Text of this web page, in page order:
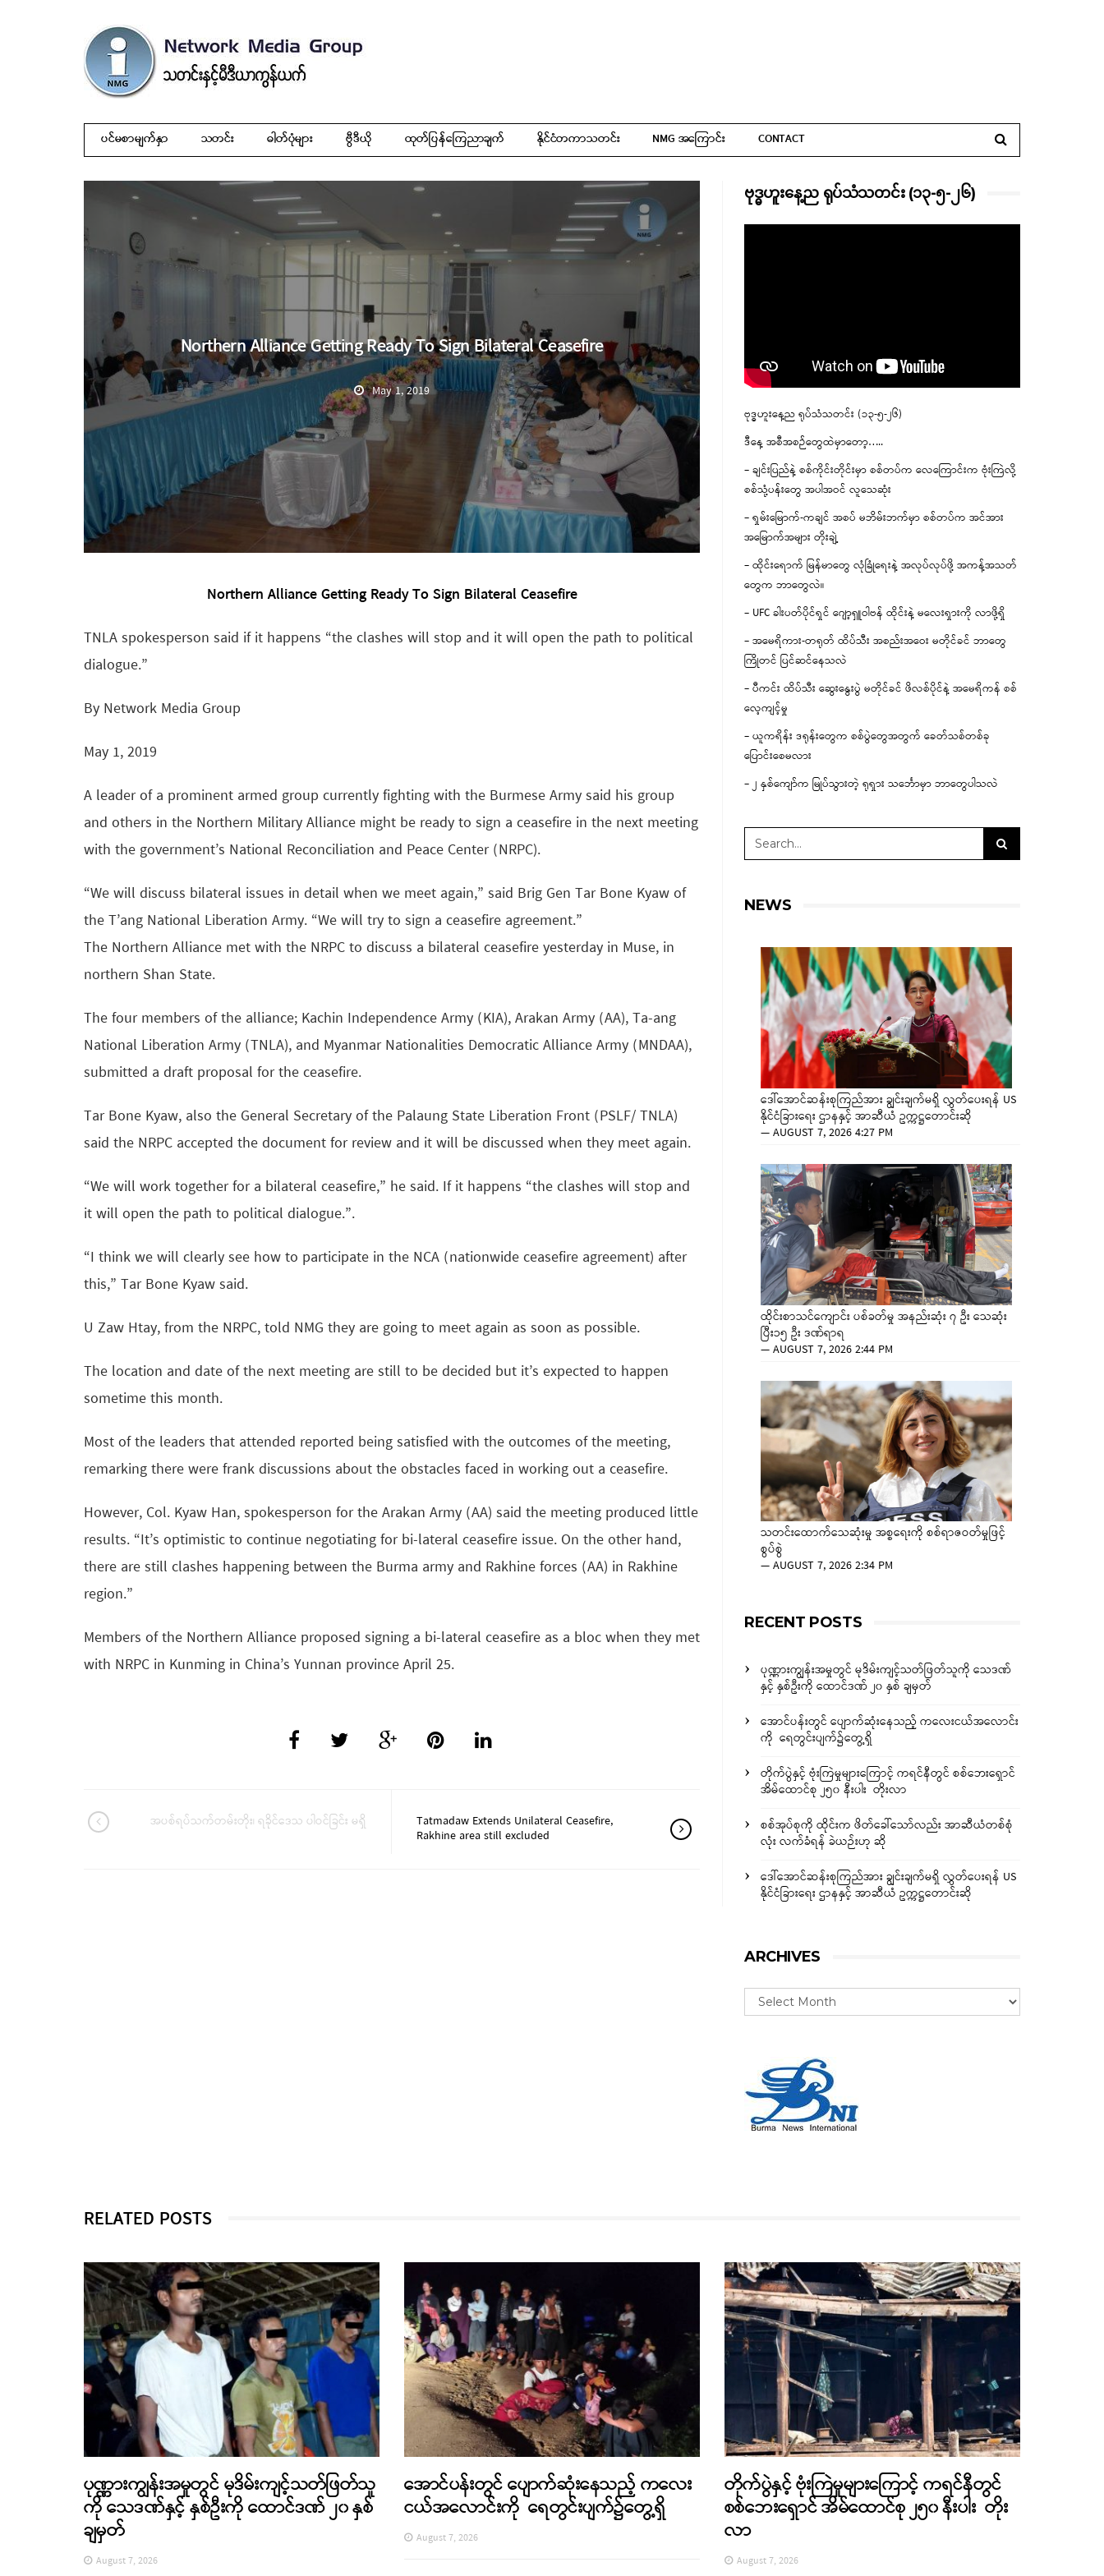
ပင်မစာမျက်နှာ သတင်း ဓါတ်ပုံများ ဗွီဒီယို ထုတ်ပြန်ကြေညာချက် နိုင်ငံတကာသတင်း NMG အကြောင်း CONTACT
Northern Alliance Getting Ready To Sign Bilateral Ceasefire
May 1, 2019
Northern Alliance Getting Ready To Sign Bilateral Ceasefire
TNLA spokesperson said if it happens “the clashes will stop and it will open the path to political
dialogue.”
By Network Media Group
May 1, 2019
A leader of a prominent armed group currently fighting with the Burmese Army said his group
and others in the Northern Military Alliance might be ready to sign a ceasefire in the next meeting
with the government’s National Reconciliation and Peace Center (NRPC).
“We will discuss bilateral issues in detail when we meet again,” said Brig Gen Tar Bone Kyaw of
the T’ang National Liberation Army. “We will try to sign a ceasefire agreement.”
The Northern Alliance met with the NRPC to discuss a bilateral ceasefire yesterday in Muse, in
northern Shan State.
The four members of the alliance; Kachin Independence Army (KIA), Arakan Army (AA), Ta-ang
National Liberation Army (TNLA), and Myanmar Nationalities Democratic Alliance Army (MNDAA),
submitted a draft proposal for the ceasefire.
Tar Bone Kyaw, also the General Secretary of the Palaung State Liberation Front (PSLF/ TNLA)
said the NRPC accepted the document for review and it will be discussed when they meet again.
“We will work together for a bilateral ceasefire,” he said. If it happens “the clashes will stop and
it will open the path to political dialogue.”.
“I think we will clearly see how to participate in the NCA (nationwide ceasefire agreement) after
this,” Tar Bone Kyaw said.
U Zaw Htay, from the NRPC, told NMG they are going to meet again as soon as possible.
The location and date of the next meeting are still to be decided but it’s expected to happen
sometime this month.
Most of the leaders that attended reported being satisfied with the outcomes of the meeting,
remarking there were frank discussions about the obstacles faced in working out a ceasefire.
However, Col. Kyaw Han, spokesperson for the Arakan Army (AA) said the meeting produced little
results. “It’s optimistic to continue negotiating for bi-lateral ceasefire issue. On the other hand,
there are still clashes happening between the Burma army and Rakhine forces (AA) in Rakhine
region.”
Members of the Northern Alliance proposed signing a bi-lateral ceasefire as a bloc when they met
with NRPC in Kunming in China’s Yunnan province April 25.
အပစ်ရပ်သက်တမ်းတိုး၊ ရခိုင်ဒေသ ပါဝင်ခြင်း မရှိ Tatmadaw Extends Unilateral Ceasefire,
Rakhine area still excluded
ဗုဒ္ဓဟူးနေ့ည ရုပ်သံသတင်း (၁၃-၅-၂၆)
ဗုဒ္ဓဟူးနေ့ည ရုပ်သံသတင်း (၁၃-၅-၂၆)
ဒီနေ့ အစီအစဉ်တွေထဲမှာတော့…..
– ချင်းပြည်နဲ့ စစ်ကိုင်းတိုင်းမှာ စစ်တပ်က လေကြောင်းက ဗုံးကြဲလို့
စစ်သုံ့ပန်းတွေ အပါအဝင် လူသေဆုံး
– ရှမ်းမြောက်-ကချင် အစပ် မဘိမ်းဘက်မှာ စစ်တပ်က အင်အား
အမြောက်အများ တိုးချဲ့
– ထိုင်းရောက် မြန်မာတွေ လုံခြုံရေးနဲ့ အလုပ်လုပ်ဖို့ အကန့်အသတ်
တွေက ဘာတွေလဲ။
– UFC ခါးပတ်ပိုင်ရှင် ဂျော့ရှူဝါဗန် ထိုင်းနဲ့ မလေးရှားကို လာဖို့ရှိ
– အမေရိကား-တရုတ် ထိပ်သီး အစည်းအဝေး မတိုင်ခင် ဘာတွေ
ကြိုတင် ပြင်ဆင်နေသလဲ
– ပီကင်း ထိပ်သီး ဆွေးနွေးပွဲ မတိုင်ခင် ဖိလစ်ပိုင်နဲ့ အမေရိကန် စစ်
လေ့ကျင့်မှု
– ယူကရိန်း ဒရုန်းတွေက စစ်ပွဲတွေအတွက် ခေတ်သစ်တစ်ခု
ပြောင်းစေမလား
– ၂ နှစ်ကျော်က မြုပ်သွားတဲ့ ရုရှား သင်္ဘောမှာ ဘာတွေပါသလဲ
NEWS
ဒေါ်အောင်ဆန်းစုကြည်အား ချွင်းချက်မရှိ လွှတ်ပေးရန် US
နိုင်ငံခြားရေး ဌာနနှင့် အာဆီယံ ဥက္ကဋ္ဌတောင်းဆို
—AUGUST 7, 2026 4:27 PM
ထိုင်းစာသင်ကျောင်း ပစ်ခတ်မှု အနည်းဆုံး ၇ ဦး သေဆုံး
ပြီး၁၅ ဦး ဒဏ်ရာရ
—AUGUST 7, 2026 2:44 PM
သတင်းထောက်သေဆုံးမှု အစ္စရေးကို စစ်ရာဇဝတ်မှုဖြင့်
စွပ်စွဲ
—AUGUST 7, 2026 2:34 PM
RECENT POSTS
ပုဏ္ဏားကျွန်းအမှုတွင် မုဒိမ်းကျင့်သတ်ဖြတ်သူကို သေဒဏ်
နှင့် နှစ်ဦးကို ထောင်ဒဏ် ၂၀ နှစ် ချမှတ်
အောင်ပန်းတွင် ပျောက်ဆုံးနေသည့် ကလေးငယ်အလောင်း
ကို ရေတွင်းပျက်၌တွေ့ရှိ
တိုက်ပွဲနှင့် ဗုံးကြဲမှုများကြောင့် ကရင်နီတွင် စစ်ဘေးရှောင်
အိမ်ထောင်စု ၂၅၀ နီးပါး တိုးလာ
စစ်အုပ်စုကို ထိုင်းက ဖိတ်ခေါ်သော်လည်း အာဆီယံတစ်စုံ
လုံး လက်ခံရန် ခဲယဉ်းဟု ဆို
ဒေါ်အောင်ဆန်းစုကြည်အား ချွင်းချက်မရှိ လွှတ်ပေးရန် US
နိုင်ငံခြားရေး ဌာနနှင့် အာဆီယံ ဥက္ကဋ္ဌတောင်းဆို
ARCHIVES
RELATED POSTS
ပုဏ္ဏားကျွန်းအမှုတွင် မုဒိမ်းကျင့်သတ်ဖြတ်သူ
ကို သေဒဏ်နှင့် နှစ်ဦးကို ထောင်ဒဏ် ၂၀ နှစ်
ချမှတ်
August 7, 2026
အောင်ပန်းတွင် ပျောက်ဆုံးနေသည့် ကလေး
ငယ်အလောင်းကို ရေတွင်းပျက်၌တွေ့ရှိ
August 7, 2026
တိုက်ပွဲနှင့် ဗုံးကြဲမှုများကြောင့် ကရင်နီတွင်
စစ်ဘေးရှောင် အိမ်ထောင်စု ၂၅၀ နီးပါး တိုး
လာ
August 7, 2026